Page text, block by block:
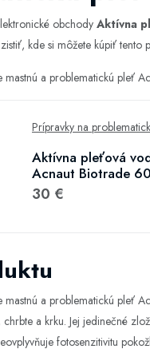
obchody Aktívna
kde si môžete kúpiť tento
a problematickú pleť
Prípravky na
Aktívna pleťová
Acnaut Biotrade
30 €
a problematickú pleť
a krku. Jej jedinečné
fotosenzitivitu